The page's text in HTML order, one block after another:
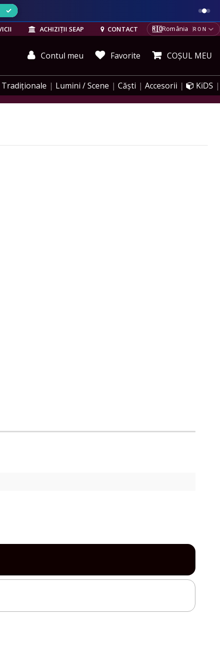
ACHIZIȚII SEAP CONTACT 🇷🇴România RON
Contul meu Favorite COȘUL MEU
Tradiționale Lumini / Scene Căști Accesorii KiDS